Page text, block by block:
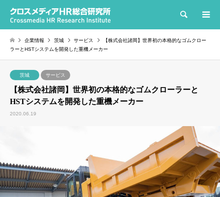
検索
企業情報 茨城 サービス
【株式会社諸岡】世界初の本格的なゴムクロー
ラーとHSTシステムを開発した重機メーカー
茨城 サービス
【株式会社諸岡】世界初の本格的なゴムクローラーと
HSTシステムを開発した重機メーカー
2020.06.19